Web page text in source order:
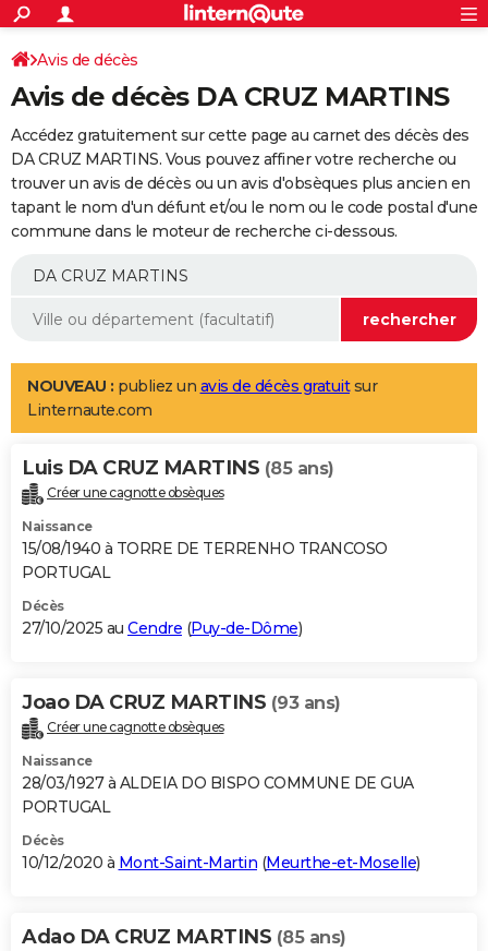
ACTUALITÉS
Politique
Société
Faits Divers
Education
Monde
Villes
+
SPORT
Coupe du monde 2026
Football
Tennis
Cyclisme
Rugby
Forum
Programme TV
TNT
Streaming
Cinéma
Sorties cinéma
Musique
+
FINANCE
Retraite
Epargne
Immobilier
Risques naturels par ville
Assurance
AUTO
Essais
Réserver un essai
Citadines
Berlines
SUV
Forum auto
+
Mobiles
Meilleur smartphone
Internet
Ordinateurs
Jeux vidéo
Guide high-tech
Aménagement intérieur
LIFESTYLE
Art de vivre
Bien-être
Loisirs
Mode
Modes de vie
Alimentation
Guide de la santé
Maladies
Médicaments
Sommeil
VOYAGE
Destinations
City break
Voyage nature
Voyage de noces
Forum
Climat
+PHOTO
GUIDES D'ACHAT
BONS PLANS
DICTIONNAIRE
Dictionnaire
Biographies
Citations
Expressions
Proverbes
PROGRAMME TV
COPAINS D'AVANT
FORUM
Avis de décès
Avis de décès DA CRUZ MARTINS
Accédez gratuitement sur cette page au carnet des décès des
DA CRUZ MARTINS. Vous pouvez affiner votre recherche ou
trouver un avis de décès ou un avis d'obsèques plus ancien en
tapant le nom d'un défunt et/ou le nom ou le code postal d'une
commune dans le moteur de recherche ci-dessous.
NOUVEAU : publiez un avis de décès gratuitsur
Linternaute.com
Luis DA CRUZ MARTINS (85 ans)
Créer une cagnotte obsèques
Naissance
15/08/1940 à TORRE DE TERRENHO TRANCOSO
PORTUGAL
Décès
27/10/2025 au Cendre (Puy-de-Dôme)
Joao DA CRUZ MARTINS (93 ans)
Créer une cagnotte obsèques
Naissance
28/03/1927 à ALDEIA DO BISPO COMMUNE DE GUA
PORTUGAL
Décès
10/12/2020 à Mont-Saint-Martin (Meurthe-et-Moselle)
Adao DA CRUZ MARTINS (85 ans)